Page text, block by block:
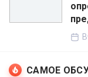
САМОЕ